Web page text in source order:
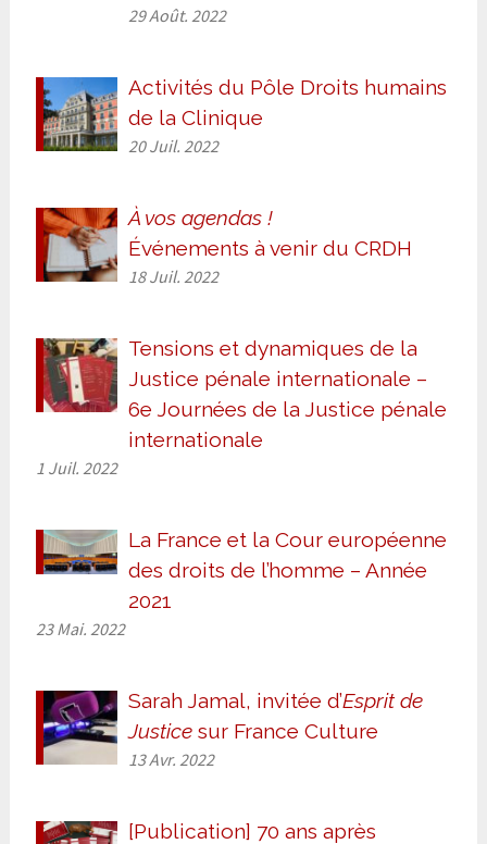
29 Août. 2022
Activités du Pôle Droits humains
de la Clinique
20 Juil. 2022
À vos agendas !
Événements à venir du CRDH
18 Juil. 2022
Tensions et dynamiques de la
Justice pénale internationale –
6e Journées de la Justice pénale
internationale
1 Juil. 2022
La France et la Cour européenne
des droits de l’homme – Année
2021
23 Mai. 2022
Sarah Jamal, invitée d’Esprit de
Justicesur France Culture
13 Avr. 2022
[Publication] 70 ans après